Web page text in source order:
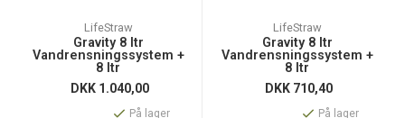
LifeStraw
Gravity 8 ltr
Vandrensningssystem +
8 ltr
Vandopbevaringspose
DKK 1.040,00
På lager
LifeStraw
Gravity 8 ltr
Vandrensningssystem +
8 ltr
Vandopbevaringspose
DKK 710,40
På lager